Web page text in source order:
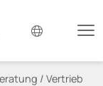
/ Vertrieb